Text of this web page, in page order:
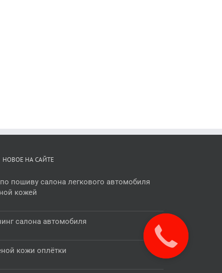
НОВОЕ НА САЙТЕ
пошиву салона легкового автомобиля
кожей
салона автомобиля
кожи оплётки
Звонок за
наш счёт!